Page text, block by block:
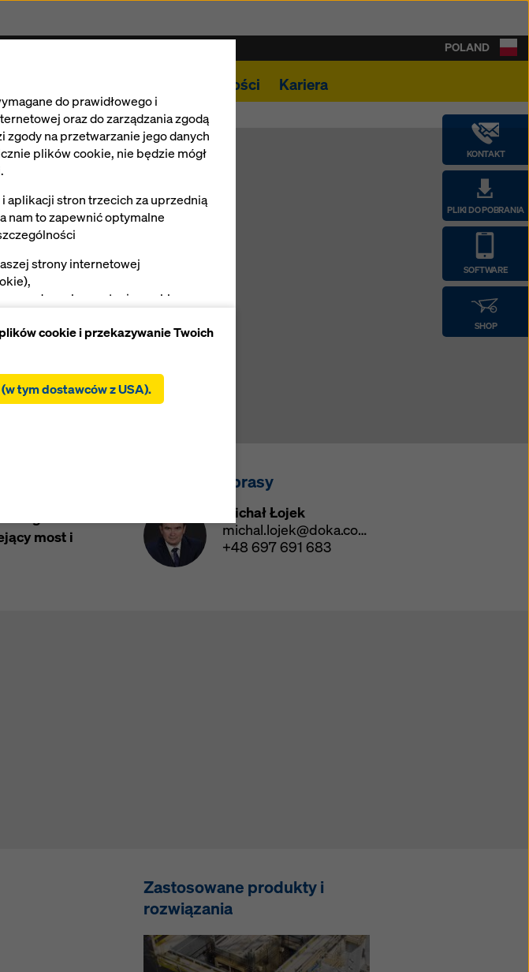
Aktualności Kariera
KONTAKT
PLIKI DO POBRANIA
SOFTWARE
SHOP
POLAND
o
i rozwiązania
Ukrainy
Ta
most i
Kontakt dla prasy
Michał Łojek
michal.lojek@doka.com
+48 697 691 683
Zastosowane produkty i
rozwiązania
do prawidłowego i
oraz do zarządzania zgodą
na przetwarzanie jego danych
plików cookie, nie będzie mógł
aplikacji stron trzecich za uprzednią
nam to zapewnić optymalne
strony internetowej
podczas korzystania ze sklepu
reklam na niektórych
tym dostawców z USA)”,
wyraża zgodę na pliki cookie
wiązać się z
takich jak USA. Jeśli wybrane
którzy przekazują dane do krajów
odpowiedni stopień ochrony
to. Może istnieć ryzyko, że dane
podlegać dostępowi organów w
cookie i przekazywanie Twoich
tym dostawców z USA).